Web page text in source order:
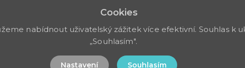
Cookies
nabídnout uživatelský zážitek více efektivní. Souhlas k
„Souhlasím".
Nastavení Souhlasím